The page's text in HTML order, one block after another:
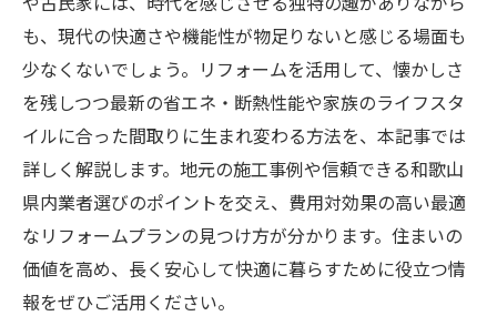
も、現代の快適さや機能性が物足りないと感じる場面も
少なくないでしょう。リフォームを活用して、懐かしさ
を残しつつ最新の省エネ・断熱性能や家族のライフスタ
イルに合った間取りに生まれ変わる方法を、本記事では
詳しく解説します。地元の施工事例や信頼できる和歌山
県内業者選びのポイントを交え、費用対効果の高い最適
なリフォームプランの見つけ方が分かります。住まいの
価値を高め、長く安心して快適に暮らすために役立つ情
報をぜひご活用ください。